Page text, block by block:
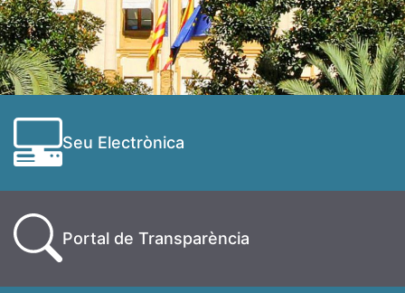
Seu Electrònica
Portal de Transparència